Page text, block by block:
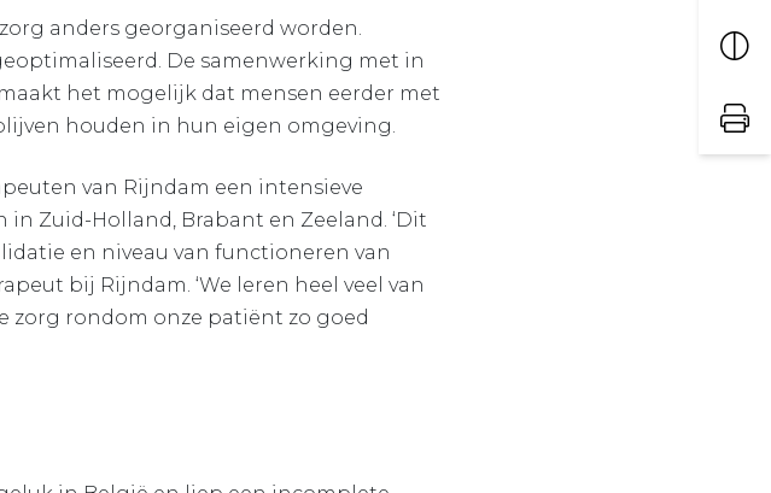
anders georganiseerd worden.
De samenwerking met in
het mogelijk dat mensen eerder met
houden in hun eigen omgeving.
van Rijndam een intensieve
Zuid-Holland, Brabant en Zeeland. ‘Dit
en niveau van functioneren van
bij Rijndam. ‘We leren heel veel van
zorg rondom onze patiënt zo goed